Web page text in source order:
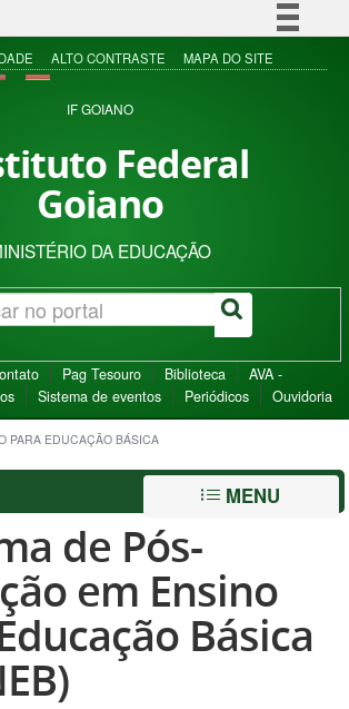
Simplifique!
Acesso à informação
ALTO CONTRASTE MAPA DO SITE
IF GOIANO
Federal
Goiano
DA EDUCAÇÃO
Pag Tesouro Biblioteca
AVA -
Sistema de eventos Periódicos Ouvidoria
PARA EDUCAÇÃO BÁSICA
MENU
de Pós-
em Ensino
Básica